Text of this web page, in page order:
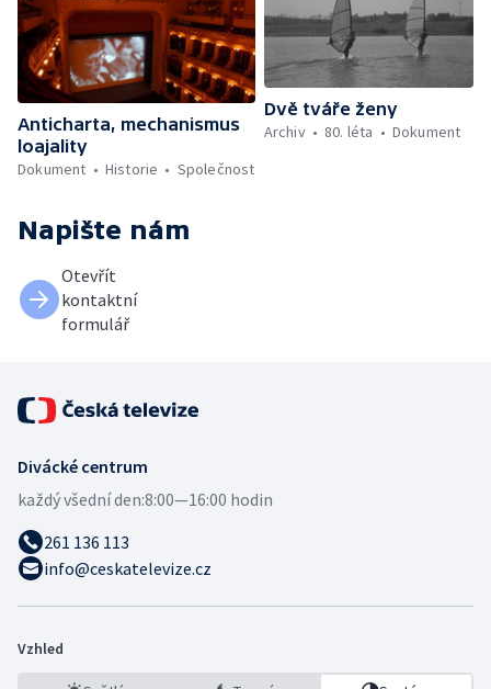
Anticharta, mechanismus
loajality
Dokument
Historie Společnost
Dvě tváře ženy
Archiv
80. léta Dokument
Napište nám
Otevřít
kontaktní
formulář
Divácké centrum
každý všední den:8:00—16:00 hodin
261 136 113
info@ceskatelevize.cz
Vzhled